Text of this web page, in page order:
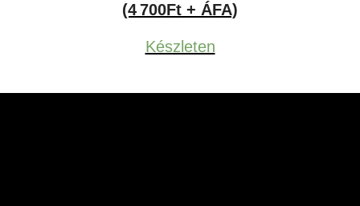
(4 700Ft + ÁFA)
Készleten